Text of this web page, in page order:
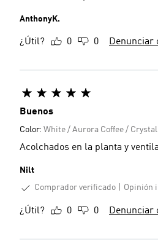
AnthonyK.
¿Útil? 0 0 Denunciar
Buenos
Color: White / Aurora Coffee /
Acolchados en la planta y
Nilt
Comprador verificado
Opinión
¿Útil? 0 0 Denunciar